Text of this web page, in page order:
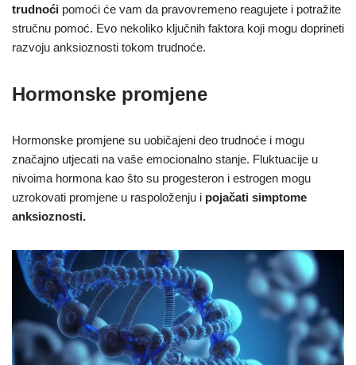
trudnoći pomoći će vam da pravovremeno reagujete i potražite
stručnu pomoć. Evo nekoliko ključnih faktora koji mogu doprineti
razvoju anksioznosti tokom trudnoće.
Hormonske promjene
Hormonske promjene su uobičajeni deo trudnoće i mogu
značajno utjecati na vaše emocionalno stanje. Fluktuacije u
nivoima hormona kao što su progesteron i estrogen mogu
uzrokovati promjene u raspoloženju i pojačati simptome
anksioznosti.